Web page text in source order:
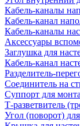
Кабель-каналы
Кабель-канал
Кабель-каналы
Аксессуары
Заглушка для
Кабель-канал
Разделитель-
Соединитель на
Суппорт для
Т-разветвитель
Угол (поворот)